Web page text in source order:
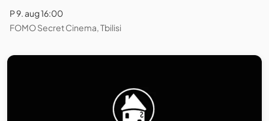
P 9. aug 16:00
FOMO Secret Cinema, Tbilisi